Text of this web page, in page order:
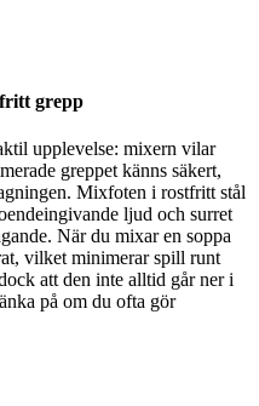
grepp
upplevelse: mixern vilar
greppet känns säkert,
Mixfoten i rostfritt stål
ljud och surret
När du mixar en soppa
vilket minimerar spill runt
att den inte alltid går ner i
på om du ofta gör